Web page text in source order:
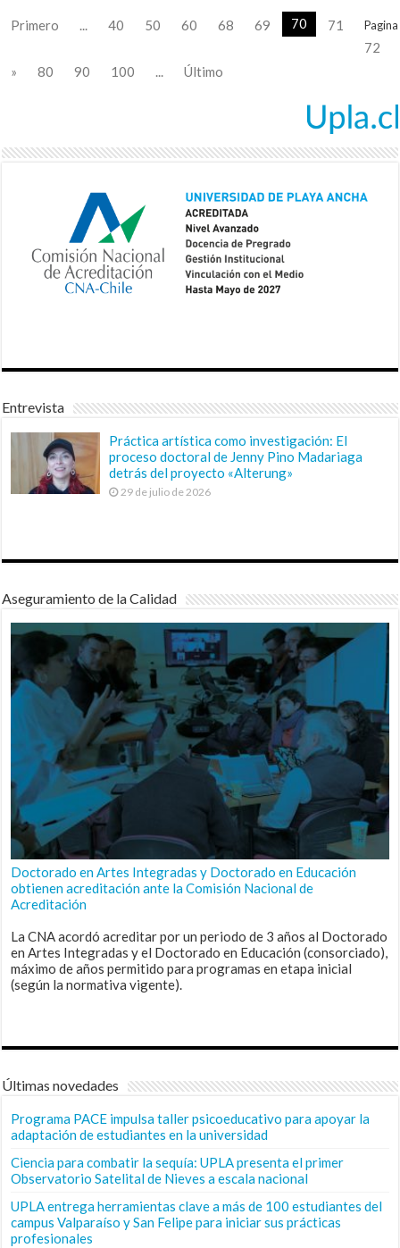
Pagina
Primero ... 40 50 60 68 69 70
71
72
»
80 90 100 ... Último
Entrevista
Práctica artística como investigación: El
proceso doctoral de Jenny Pino Madariaga
detrás del proyecto «Alterung»
29 de julio de 2026
Aseguramiento de la Calidad
Doctorado en Artes Integradas y Doctorado en Educación
obtienen acreditación ante la Comisión Nacional de
Acreditación
La CNA acordó acreditar por un periodo de 3 años al Doctorado
en Artes Integradas y el Doctorado en Educación (consorciado),
máximo de años permitido para programas en etapa inicial
(según la normativa vigente).
Últimas novedades
Programa PACE impulsa taller psicoeducativo para apoyar la
adaptación de estudiantes en la universidad
Ciencia para combatir la sequía: UPLA presenta el primer
Observatorio Satelital de Nieves a escala nacional
UPLA entrega herramientas clave a más de 100 estudiantes del
campus Valparaíso y San Felipe para iniciar sus prácticas
profesionales